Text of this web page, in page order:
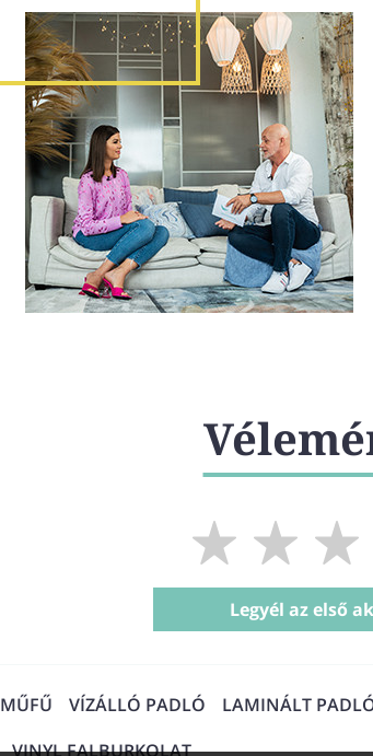
Legyél az első
MŰFŰ VÍZÁLLÓ PADLÓ LAMINÁLT
VINYL FALBURKOLAT